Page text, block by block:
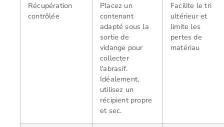
Récupération
contrôlée
Placez un
contenant
adapté sous la
sortie de
vidange pour
collecter
l'abrasif.
Idéalement,
utilisez un
récipient propre
et sec.
Facilite le tri
ultérieur et
limite les
pertes de
matériau